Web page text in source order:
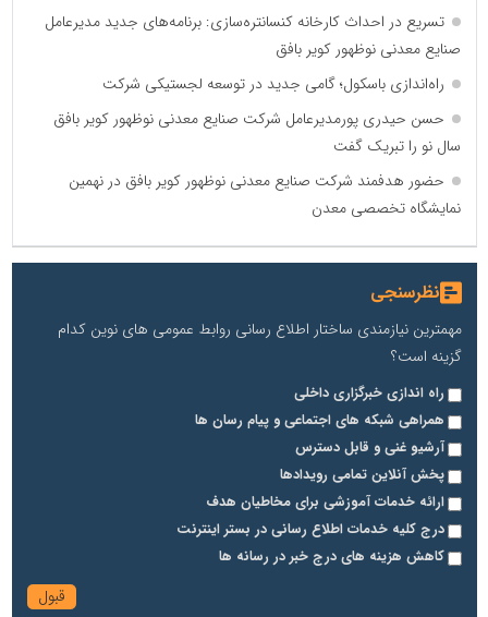
تسریع در احداث کارخانه کنسانتره‌سازی: برنامه‌های جدید مدیرعامل
صنایع معدنی نوظهور کویر بافق
راه‌اندازی باسکول؛ گامی جدید در توسعه لجستیکی شرکت
حسن حیدری پورمدیرعامل شرکت صنایع معدنی نوظهور کویر بافق
سال نو را تبریک گفت
حضور هدفمند شرکت صنایع معدنی نوظهور کویر بافق در نهمین
نمایشگاه تخصصی معدن
نظرسنجی
مهمترین نیازمندی ساختار اطلاع رسانی روابط عمومی های نوین کدام
گزینه است؟
راه اندازی خبرگزاری داخلی
همراهی شبکه های اجتماعی و پیام رسان ها
آرشیو غنی و قابل دسترس
پخش آنلاین تمامی رویدادها
ارائه خدمات آموزشی برای مخاطیان هدف
درج کلیه خدمات اطلاع رسانی در بستر اینترنت
کاهش هزینه های درج خبر در رسانه ها